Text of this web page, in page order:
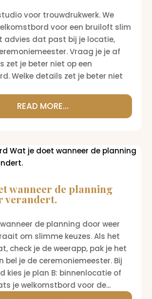
voor trouwdrukwerk. We
voor een bruiloft slim
advies dat past bij je locatie,
Vraag je je af
zet je beter niet op een
Welke details zet je beter niet
READ MORE...
wanneer de planning
verandert.
de planning door weer
om slimme keuzes. Als het
check je de weerapp, pak je het
bel je de ceremoniemeester. Bij
kies je plan B: binnenlocatie of
je welkomstbord voor de...